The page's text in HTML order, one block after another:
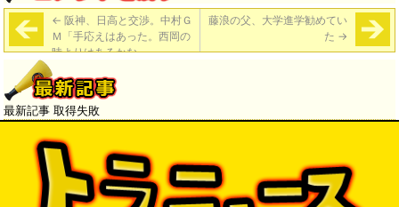
← 阪神、日高と交渉。中村Ｇ
Ｍ「手応えはあった。西岡の
時よりはあるかな」
藤浪の父、大学進学勧めてい
た →
最新記事 取得失敗